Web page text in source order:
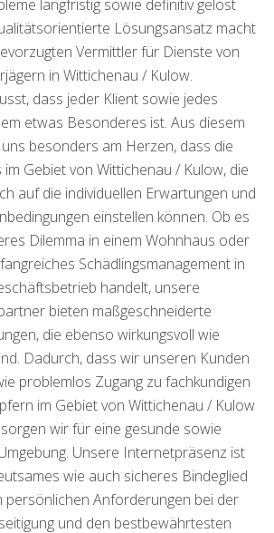
langfristig sowie definitiv gelöst
Lösungsansatz macht
Vermittler für Dienste von
in Wittichenau / Kulow.
dass jeder Klient sowie jedes
etwas Besonderes ist. Aus diesem
besonders am Herzen, dass die
Gebiet von Wittichenau / Kulow, die
auf die individuellen Erwartungen und
einstellen können. Ob es
Dilemma in einem Wohnhaus oder
Schädlingsmanagement in
handelt, unsere
bieten maßgeschneiderte
die ebenso wirkungsvoll wie
Dadurch, dass wir unseren Kunden
problemlos Zugang zu fachkundigen
im Gebiet von Wittichenau / Kulow
wir für eine gesunde sowie
Unsere Internetpräsenz ist
wie auch sicheres Bindeglied
persönlichen Anforderungen bei der
und den bestbewährtesten